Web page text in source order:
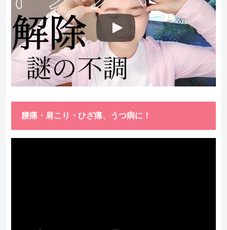
腰痛・肩こり・ひざ痛、うつ病に！